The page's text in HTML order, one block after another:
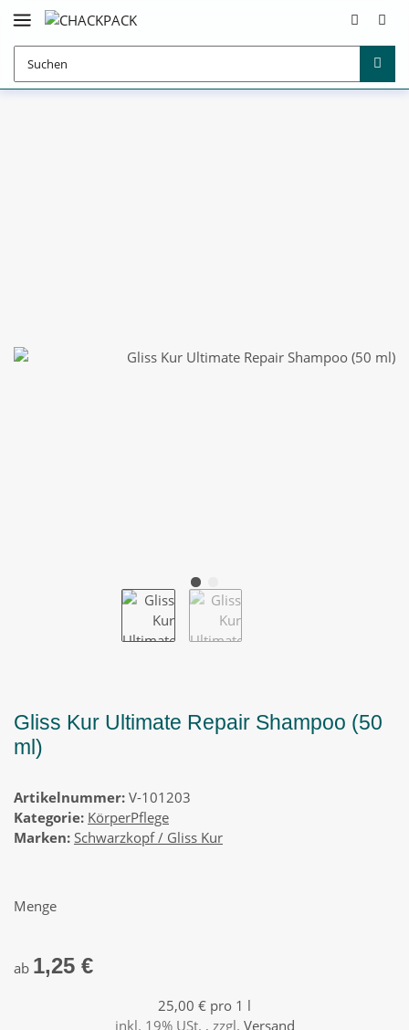
Gliss Kur Ultimate Repair Shampoo (50
ml)
Artikelnummer: V-101203
Kategorie: KörperPflege
Marken: Schwarzkopf / Gliss Kur
Menge
ab 1,25 €
25,00 € pro 1 l
inkl. 19% USt. , zzgl. Versand